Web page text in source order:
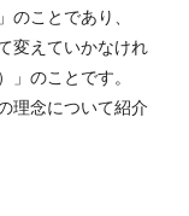
のことであり、
変えていかなけれ
のことです。
理念について紹介